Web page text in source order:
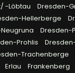
-Löbtau
Dresden-
Hellerberge
Dresden-
Prohlis
Trachenberge
Erlau Frankenberg